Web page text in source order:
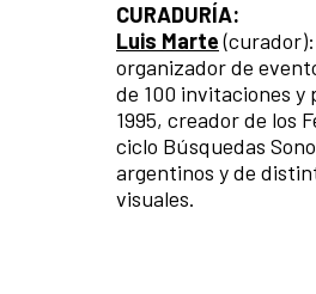
CURADURÍA:
Luis Marte
organizador de
de 100 invitaciones y
1995, creador de los
ciclo Búsquedas
argentinos y de
visuales.